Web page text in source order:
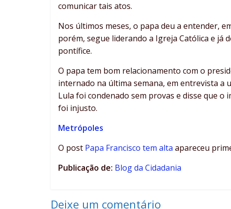
comunicar tais atos.
Nos últimos meses, o papa deu a entender,
porém, segue liderando a Igreja Católica e já
pontífice.
O papa tem bom relacionamento com o
internado na última semana, em entrevista a
Lula foi condenado sem provas e disse que o
foi injusto.
Metrópoles
O post Papa Francisco tem alta apareceu
Publicação de: Blog da Cidadania
Deixe um comentário